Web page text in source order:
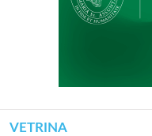
VETRINA